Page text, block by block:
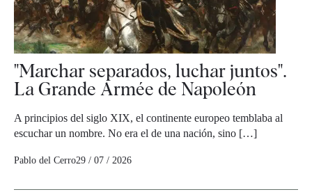
"Marchar separados, luchar juntos".
La Grande Armée de Napoleón
A principios del siglo XIX, el continente europeo temblaba al
escuchar un nombre. No era el de una nación, sino […]
Pablo del Cerro29 / 07 / 2026